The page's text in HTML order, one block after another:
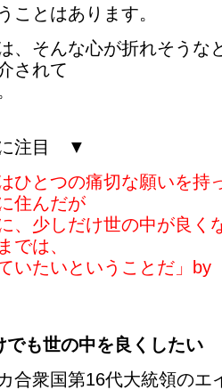
ことはあります。
、そんな心が折れそうな
されて
注目 ▼
はひとつの痛切な願いを持
住んだが
少しだけ世の中が良く
では、
たいということだ」by
でも世の中を良くしたい
合衆国第16代大統領のエ